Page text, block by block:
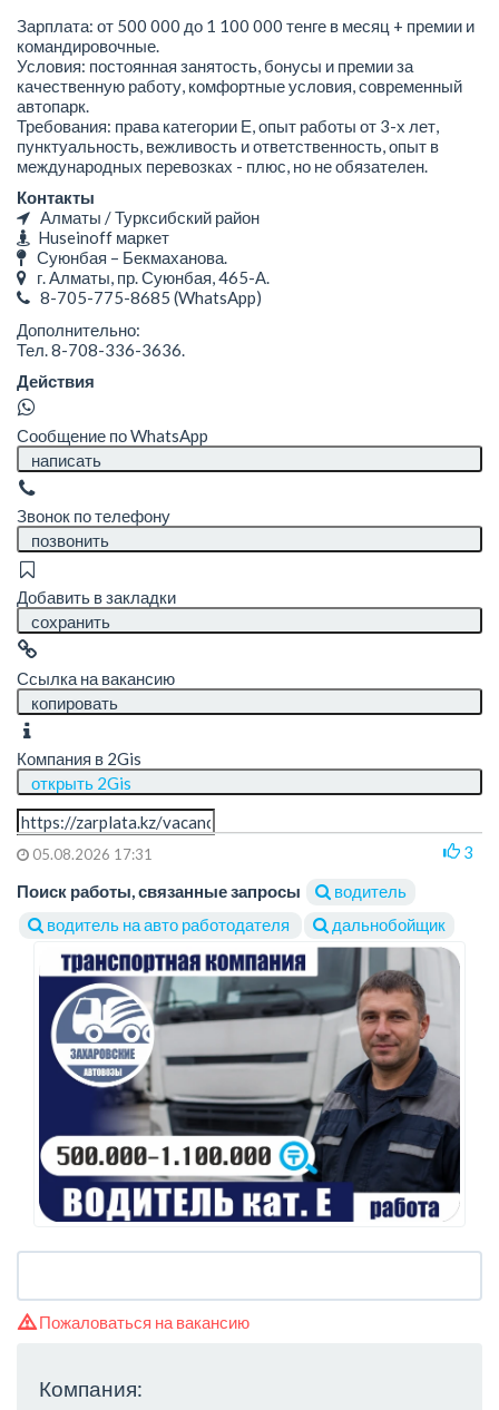
Зарплата: от 500 000 до 1 100 000 тенге в месяц + премии и
командировочные.
Условия: постоянная занятость, бонусы и премии за
качественную работу, комфортные условия, современный
автопарк.
Требования: права категории Е, опыт работы от 3-х лет,
пунктуальность, вежливость и ответственность, опыт в
международных перевозках - плюс, но не обязателен.
Контакты
Алматы / Турксибский район
Huseinoff маркет
Суюнбая – Бекмаханова.
г. Алматы, ​пр. Суюнбая, 465-А.
8-705-775-8685 (WhatsApp)
Дополнительно:
Тел. 8-708-336-3636.
Действия
Сообщение по WhatsApp
написать
Звонок по телефону
позвонить
Добавить в закладки
сохранить
Ссылка на вакансию
копировать
Компания в 2Gis
открыть 2Gis
05.08.2026 17:31
3
Поиск работы, связанные запросы
водитель
водитель на авто работодателя
дальнобойщик
Пожаловаться на вакансию
Компания: